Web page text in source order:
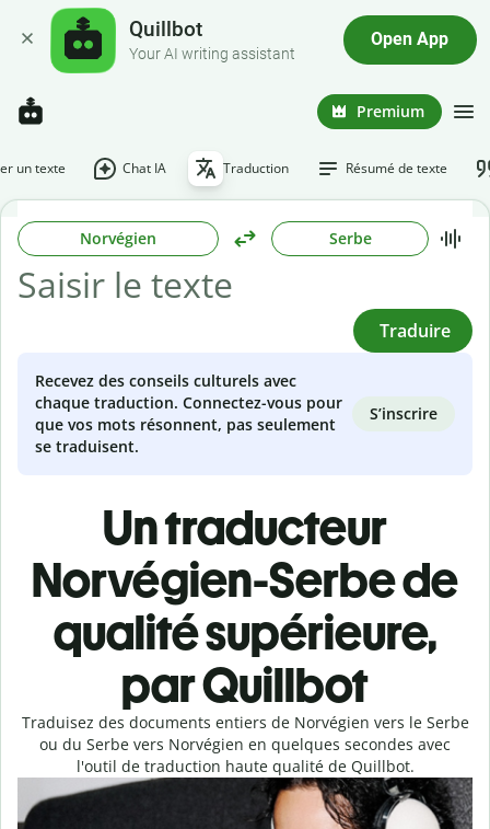
Quillbot
Your AI writing assistant
Open App
Premium
un texte Chat IA Traduction Résumé de texte
Norvégien Serbe
Traduire
Recevez des conseils culturels avec
chaque traduction. Connectez-vous pour
que vos mots résonnent, pas seulement
se traduisent.
S’inscrire
Un traducteur
Norvégien-Serbe de
qualité supérieure,
par Quillbot
Traduisez des documents entiers de Norvégien vers le Serbe
ou du Serbe vers Norvégien en quelques secondes avec
l'outil de traduction haute qualité de Quillbot.